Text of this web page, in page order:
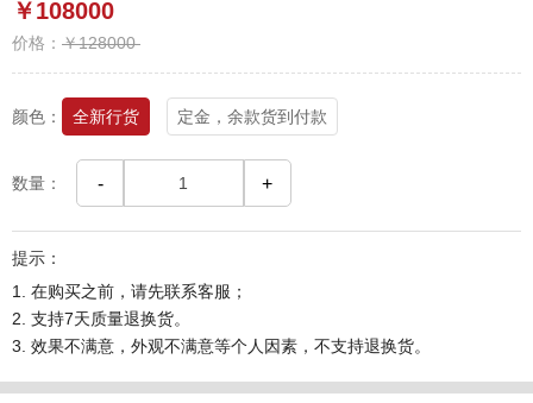
￥108000
价格： ￥128000
颜色： 全新行货 定金，余款货到付款
数量： - +
提示：
1. 在购买之前，请先联系客服；
2. 支持7天质量退换货。
3. 效果不满意，外观不满意等个人因素，不支持退换货。